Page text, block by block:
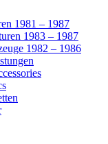
1981 – 1987
1983 – 1987
1982 – 1986